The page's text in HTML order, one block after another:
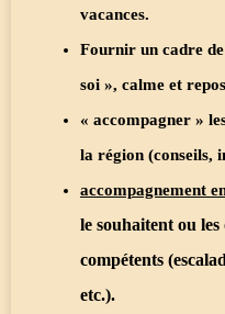
vacances.
Fournir un cadre
soi », calme et
« accompagner »
la région (conseils,
accompagnement
le souhaitent ou
compétents
etc.).